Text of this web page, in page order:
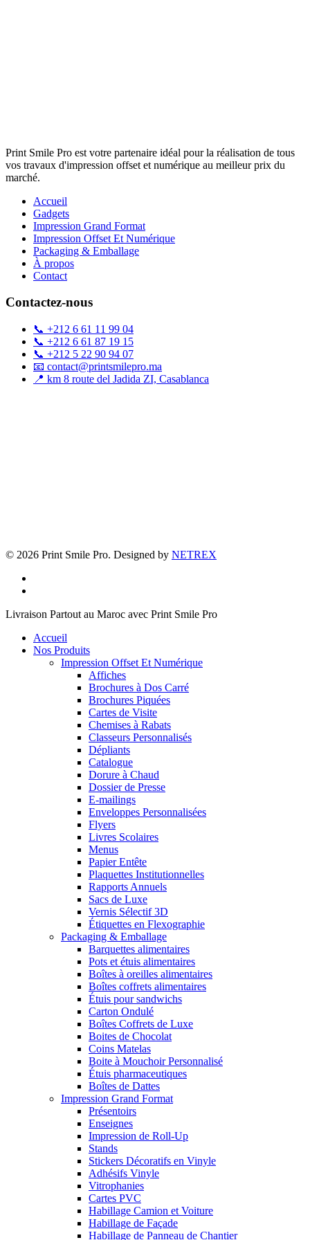
Print Smile Pro est votre partenaire idéal pour la réalisation de tous
vos travaux d'impression offset et numérique au meilleur prix du
marché.
Accueil
Gadgets
Impression Grand Format
Impression Offset Et Numérique
Packaging & Emballage
À propos
Contact
Contactez-nous
📞 +212 6 61 11 99 04
📞 +212 6 61 87 19 15
📞 +212 5 22 90 94 07
📧 contact@printsmilepro.ma
📍 km 8 route del Jadida ZI, Casablanca
© 2026 Print Smile Pro. Designed by NETREX
Fermer
menu
Livraison Partout au Maroc avec Print Smile Pro
Accueil
Nos Produits
Impression Offset Et Numérique
Affiches
Brochures à Dos Carré
Brochures Piquées
Cartes de Visite
Chemises à Rabats
Classeurs Personnalisés
Dépliants
Catalogue
Dorure à Chaud
Dossier de Presse
E-mailings
Enveloppes Personnalisées
Flyers
Livres Scolaires
Menus
Papier Entête
Plaquettes Institutionnelles
Rapports Annuels
Sacs de Luxe
Vernis Sélectif 3D
Étiquettes en Flexographie
Packaging & Emballage
Barquettes alimentaires
Pots et étuis alimentaires
Boîtes à oreilles alimentaires
Boîtes coffrets alimentaires
Étuis pour sandwichs
Carton Ondulé
Boîtes Coffrets de Luxe
Boites de Chocolat
Coins Matelas
Boite à Mouchoir Personnalisé
Étuis pharmaceutiques
Boîtes de Dattes
Impression Grand Format
Présentoirs
Enseignes
Impression de Roll-Up
Stands
Stickers Décoratifs en Vinyle
Adhésifs Vinyle
Vitrophanies
Cartes PVC
Habillage Camion et Voiture
Habillage de Façade
Habillage de Panneau de Chantier